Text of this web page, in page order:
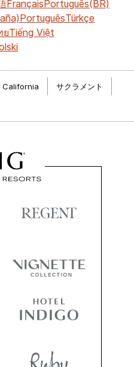
FrançaisPortuguês(BR)
PortuguêsTürkçe
ยTiếng Việt
California
サクラメント